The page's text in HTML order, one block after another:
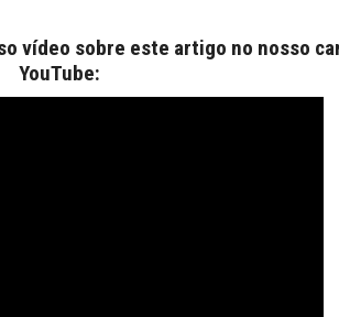
vídeo sobre este artigo no nosso
YouTube: